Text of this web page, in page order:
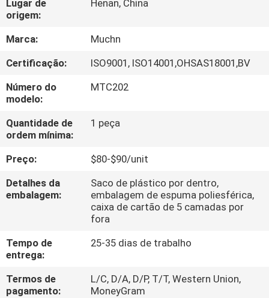
NÓS
EXCURSÃO
DA
FÁBRICA
CONTROLE
DA
QUALIDADE
CONTACTE-
NOS
NOTÍCIA
Lugar de
origem:
Henan, China
Marca:
Muchn
Certificação:
ISO9001, ISO14001,OHSAS18001,BV
Número do
modelo:
MTC202
Quantidade de
ordem mínima:
1 peça
Preço:
$80-$90/unit
Detalhes da
embalagem:
Saco de plástico por dentro,
embalagem de espuma poliesférica,
caixa de cartão de 5 camadas por
fora
Tempo de
entrega:
25-35 dias de trabalho
Termos de
pagamento:
L/C, D/A, D/P, T/T, Western Union,
MoneyGram